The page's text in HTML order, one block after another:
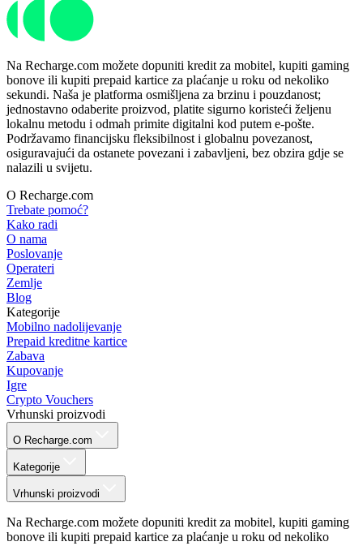
Na Recharge.com možete dopuniti kredit za mobitel, kupiti gaming
bonove ili kupiti prepaid kartice za plaćanje u roku od nekoliko
sekundi. Naša je platforma osmišljena za brzinu i pouzdanost;
jednostavno odaberite proizvod, platite sigurno koristeći željenu
lokalnu metodu i odmah primite digitalni kod putem e-pošte.
Podržavamo financijsku fleksibilnost i globalnu povezanost,
osiguravajući da ostanete povezani i zabavljeni, bez obzira gdje se
nalazili u svijetu.
O Recharge.com
Trebate pomoć?
Kako radi
O nama
Poslovanje
Operateri
Zemlje
Blog
Kategorije
Mobilno nadolijevanje
Prepaid kreditne kartice
Zabava
Kupovanje
Igre
Crypto Vouchers
Vrhunski proizvodi
O Recharge.com
Kategorije
Vrhunski proizvodi
Na Recharge.com možete dopuniti kredit za mobitel, kupiti gaming
bonove ili kupiti prepaid kartice za plaćanje u roku od nekoliko